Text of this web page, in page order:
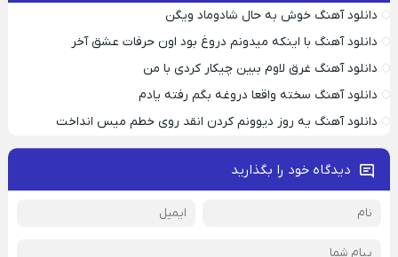
دانلود آهنگ خوش به حال شادوماد ویگن
دانلود آهنگ با اینکه میدونم دروغ بود اون حرفات عشق آخر
دانلود آهنگ غرق لاوم ببین چیکار کردی با من
دانلود آهنگ سخته واقعا دروغه بگم رفته یادم
دانلود آهنگ یه روز دیوونم کردن انقد روی خطم میس انداخت
دیدگاه خود را بگذارید